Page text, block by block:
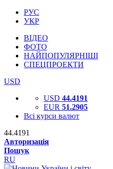
РУС
УКР
ВІДЕО
ФОТО
НАЙПОПУЛЯРНІШІ
СПЕЦПРОЕКТИ
USD
USD 44.4191
EUR 51.2905
Всі курси валют
44.4191
Авторизація
Пошук
RU